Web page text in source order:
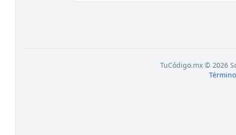
TuCódigo.mx © 2026